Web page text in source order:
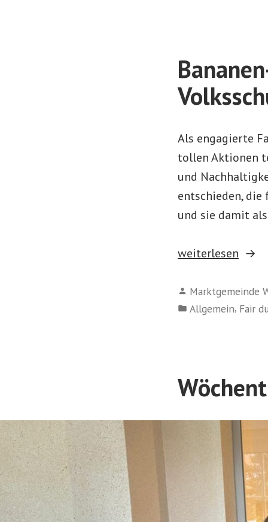
“
Als engagierte
tollen Aktionen
und
entschieden, die
und sie damit
„Bananen-
an
unseren
weiterlesen
Verfasst
von
Marktgemeinde
Veröffentlicht
Allgemein, Fair